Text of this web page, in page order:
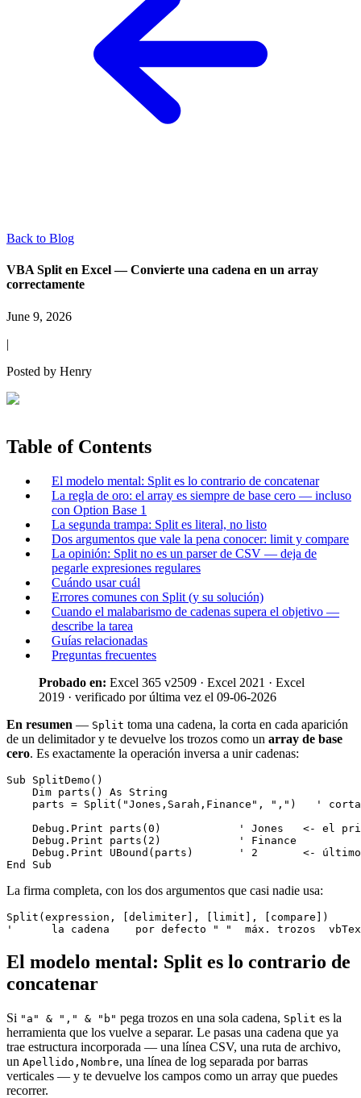
Back to Blog
VBA Split en Excel — Convierte una cadena en un array
correctamente
June 9, 2026
|
Posted by Henry
Table of Contents
El modelo mental: Split es lo contrario de concatenar
La regla de oro: el array es siempre de base cero — incluso
con Option Base 1
La segunda trampa: Split es literal, no listo
Dos argumentos que vale la pena conocer: limit y compare
La opinión: Split no es un parser de CSV — deja de
pegarle expresiones regulares
Cuándo usar cuál
Errores comunes con Split (y su solución)
Cuando el malabarismo de cadenas supera el objetivo —
describe la tarea
Guías relacionadas
Preguntas frecuentes
Probado en: Excel 365 v2509 · Excel 2021 · Excel
2019 · verificado por última vez el 09-06-2026
En resumen — Split toma una cadena, la corta en cada aparición
de un delimitador y te devuelve los trozos como un array de base
cero. Es exactamente la operación inversa a unir cadenas:
Sub SplitDemo()
    Dim parts() As String
parts = Split("Jones,Sarah,Finance", ",")   '
Debug.Print parts(0)            ' Jones   <- el
    Debug.Print parts(2)            ' Finance
Debug.Print UBound(parts)       ' 2       <-
La firma completa, con los dos argumentos que casi nadie usa:
Split(expression, [delimiter], [limit], [compare])
El modelo mental: Split es lo contrario de
concatenar
Si "a" & "," & "b" pega trozos en una sola cadena, Split es la
herramienta que los vuelve a separar. Le pasas una cadena que ya
trae estructura incorporada — una línea CSV, una ruta de archivo,
un Apellido,Nombre, una línea de log separada por barras
verticales — y te devuelve los campos como un array que puedes
recorrer.